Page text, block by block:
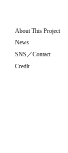
About This Project
News
SNS／Contact
Credit